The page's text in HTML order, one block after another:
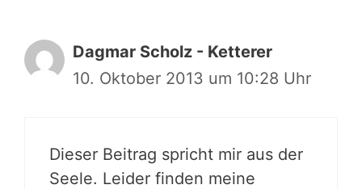
Dagmar Scholz - Ketterer
10. Oktober 2013 um 10:28 Uhr
Dieser Beitrag spricht mir aus der
Seele. Leider finden meine